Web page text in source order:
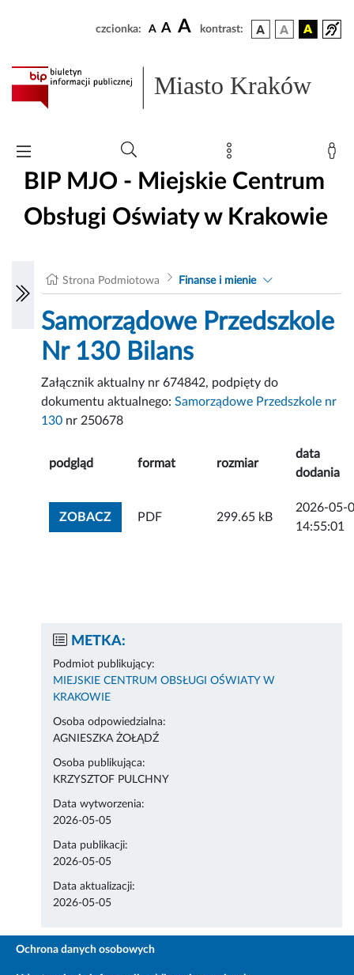
czcionka: A A A kontrast:
Miasto Kraków
BIP MJO - Miejskie Centrum
Obsługi Oświaty w Krakowie
Strona Podmiotowa Finanse i mienie
Samorządowe Przedszkole
Nr 130 Bilans
Załącznik aktualny nr 674842, podpięty do
dokumentu aktualnego:Samorządowe Przedszkole nr
130 nr 250678
podgląd format rozmiar
data
dodania
ZOBACZZOBACZ ZAŁĄCZNIK
PDF 299.65 kB
2026-05-
14:55:01
METKA:
Podmiot publikujący:
MIEJSKIE CENTRUM OBSŁUGI OŚWIATY W
KRAKOWIE
Osoba odpowiedzialna:
AGNIESZKA ŻOŁĄDŹ
Osoba publikująca:
KRZYSZTOF PULCHNY
Data wytworzenia:
2026-05-05
Data publikacji:
2026-05-05
Data aktualizacji:
2026-05-05
Ochrona danych osobowych